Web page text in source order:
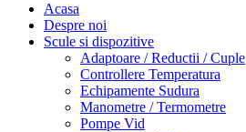
Acasa
Despre noi
Scule si dispozitive
Adaptoare / Reductii / Cuple
Controllere Temperatura
Echipamente Sudura
Manometre / Termometre
Pompe Vid